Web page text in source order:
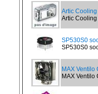
Artic
Artic Cooling
SP530S0
SP530S0
MAX Ventilo
MAX Ventilo